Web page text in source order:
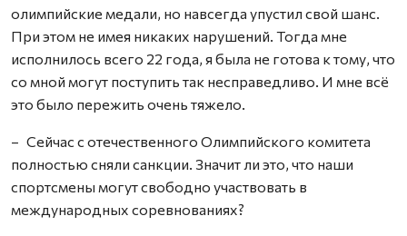
олимпийские медали, но навсегда упустил свой шанс.
При этом не имея никаких нарушений. Тогда мне
исполнилось всего 22 года, я была не готова к тому, что
со мной могут поступить так несправедливо. И мне всё
это было пережить очень тяжело.
– Сейчас с отечественного Олимпийского комитета
полностью сняли санкции. Значит ли это, что наши
спортсмены могут свободно участвовать в
международных соревнованиях?